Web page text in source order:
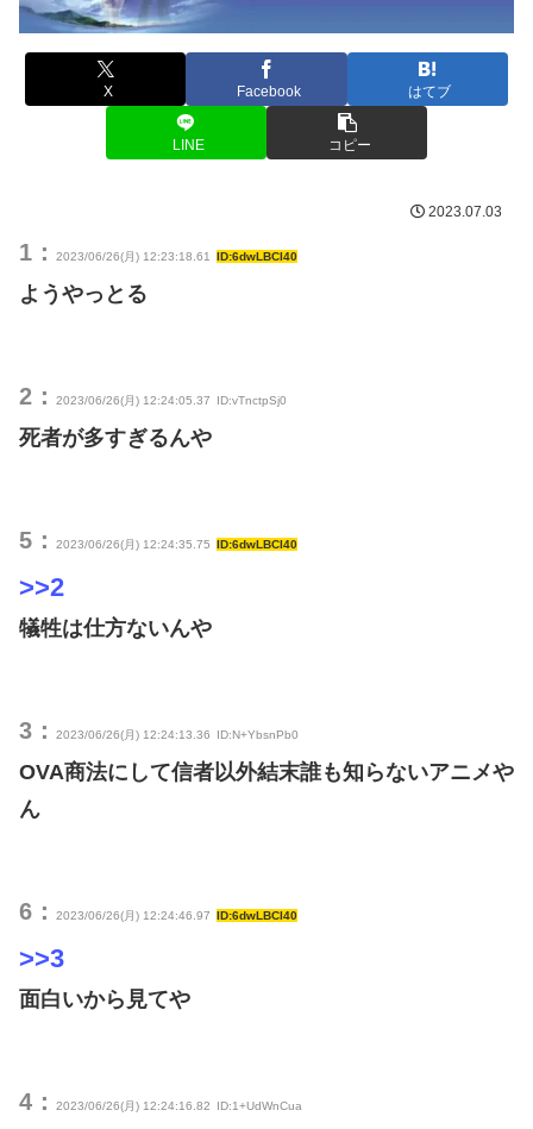
X Facebook はてブ
LINE コピー
2023.07.03
1： 2023/06/26(月) 12:23:18.61 ID:6dwLBCI40
ようやっとる
2： 2023/06/26(月) 12:24:05.37 ID:vTnctpSj0
死者が多すぎるんや
5： 2023/06/26(月) 12:24:35.75 ID:6dwLBCI40
>>2
犠牲は仕方ないんや
3： 2023/06/26(月) 12:24:13.36 ID:N+YbsnPb0
OVA商法にして信者以外結末誰も知らないアニメや
ん
6： 2023/06/26(月) 12:24:46.97 ID:6dwLBCI40
>>3
面白いから見てや
4： 2023/06/26(月) 12:24:16.82 ID:1+UdWnCua